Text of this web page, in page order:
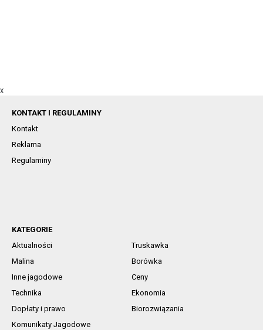
X
KONTAKT I REGULAMINY
Kontakt
Reklama
Regulaminy
KATEGORIE
Aktualności
Truskawka
Malina
Borówka
Inne jagodowe
Ceny
Technika
Ekonomia
Dopłaty i prawo
Biorozwiązania
Komunikaty Jagodowe